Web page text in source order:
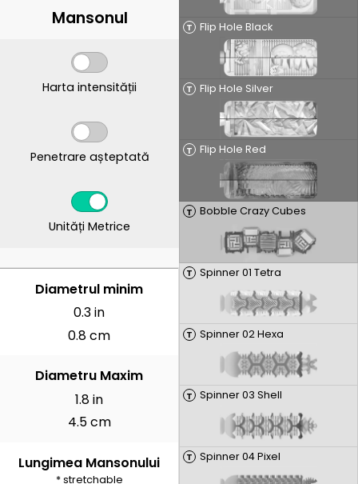
T Flip Hole Black
T Flip Hole Silver
T Flip Hole Red
T Bobble Crazy Cubes
T Spinner 01 Tetra
T Spinner 02 Hexa
T Spinner 03 Shell
T Spinner 04 Pixel
Mansonul
Harta intensității
Penetrare așteptată
Unități Metrice
CENTIMETRI
Diametrul minim
0.3 in
0.8 cm
Diametru Maxim
1.8 in
4.5 cm
Lungimea Mansonului
* stretchable